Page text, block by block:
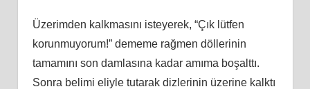
Üzerimden kalkmasını isteyerek, “Çık lütfen
korunmuyorum!” dememe rağmen döllerinin
tamamını son damlasına kadar amıma boşalttı.
Sonra belimi eliyle tutarak dizlerinin üzerine kalktı